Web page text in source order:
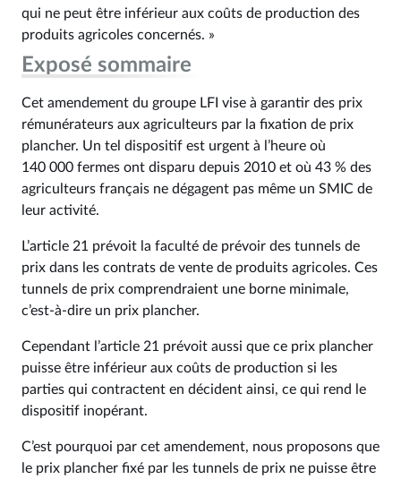
qui ne peut être inférieur aux coûts de production des
produits agricoles concernés. »
Exposé sommaire
Cet amendement du groupe LFI vise à garantir des prix
rémunérateurs aux agriculteurs par la fixation de prix
plancher. Un tel dispositif est urgent à l’heure où
140 000 fermes ont disparu depuis 2010 et où 43 % des
agriculteurs français ne dégagent pas même un SMIC de
leur activité.
L’article 21 prévoit la faculté de prévoir des tunnels de
prix dans les contrats de vente de produits agricoles. Ces
tunnels de prix comprendraient une borne minimale,
c’est-à-dire un prix plancher.
Cependant l’article 21 prévoit aussi que ce prix plancher
puisse être inférieur aux coûts de production si les
parties qui contractent en décident ainsi, ce qui rend le
dispositif inopérant.
C’est pourquoi par cet amendement, nous proposons que
le prix plancher fixé par les tunnels de prix ne puisse être